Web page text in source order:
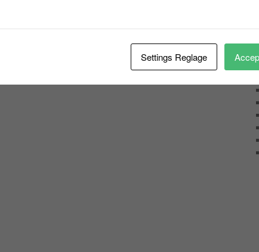
Settings Reglage